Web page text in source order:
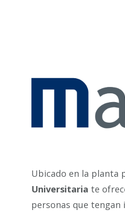
Ubicado en la planta
Universitaria te
personas que